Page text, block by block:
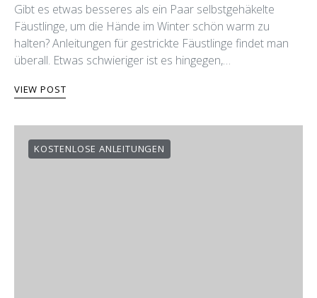
Gibt es etwas besseres als ein Paar selbstgehäkelte
Fäustlinge, um die Hände im Winter schön warm zu
halten? Anleitungen für gestrickte Fäustlinge findet man
überall. Etwas schwieriger ist es hingegen,…
VIEW POST
KOSTENLOSE ANLEITUNGEN